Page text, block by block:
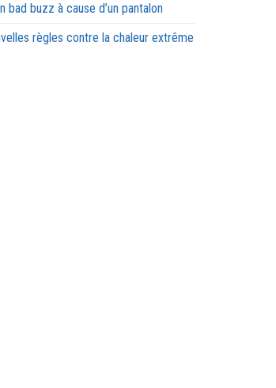
bad buzz à cause d’un pantalon
règles contre la chaleur extrême